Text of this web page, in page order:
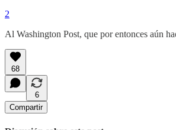
2
Al Washington Post, que por entonces aún
68
6
Compartir